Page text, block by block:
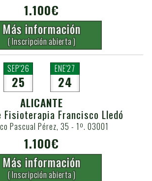
1.100€
Más información
( Inscripción abierta )
SEP'26
25
ENE'27
24
ALICANTE
Fisioterapia Francisco Lledó
Pascual Pérez, 35 - 1º. 03001
1.100€
Más información
( Inscripción abierta )